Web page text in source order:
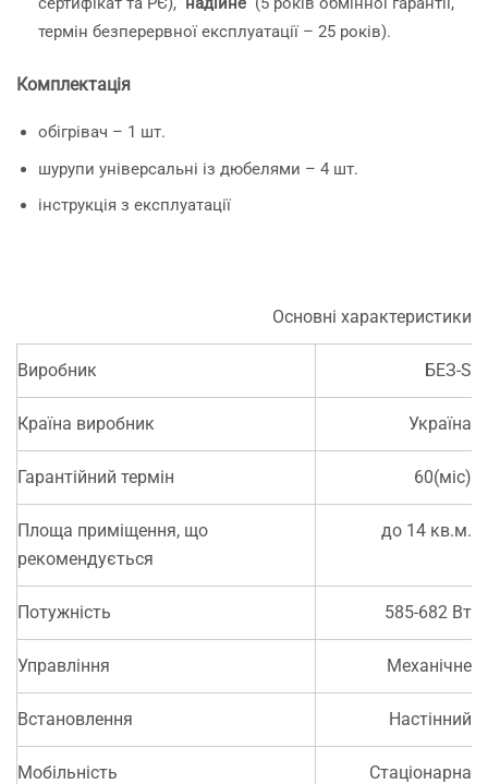
термін безперервної експлуатації – 25 років).
Комплектація
обігрівач – 1 шт.
шурупи універсальні із дюбелями – 4 шт.
інструкція з експлуатації
Основні характеристики
Виробник БЕЗ-S
Країна виробник Україна
Гарантійний термін 60(міс)
Площа приміщення, що
рекомендується
до 14 кв.м.
Потужність 585-682 Вт
Управління Механічне
Встановлення Настінний
Мобільність
Стаціонарна